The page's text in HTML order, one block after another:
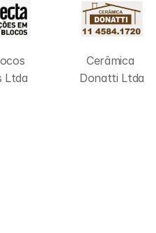
Ltda
Cerâmica
Donatti Ltda